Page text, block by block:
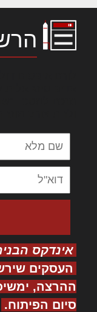
אינדקס
העסקים
ההרצה,
סיום הפיתוח.